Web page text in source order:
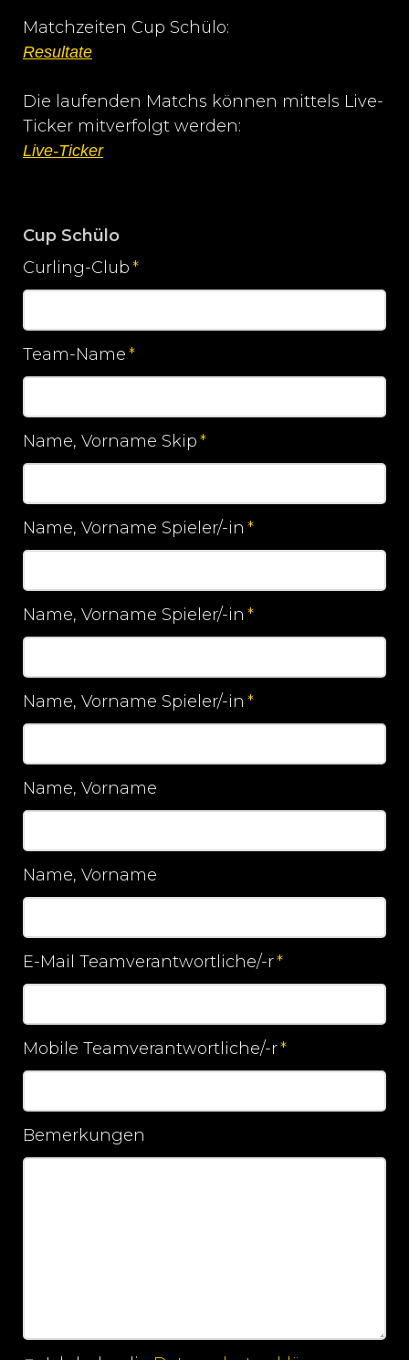
Matchzeiten Cup Schülo:
Resultate
Die laufenden Matchs können mittels Live-
Ticker mitverfolgt werden:
Live-Ticker
Cup Schülo
Curling-Club*
Pflichtfeld
Team-Name*
Pflichtfeld
Name, Vorname Skip*
Pflichtfeld
Name, Vorname Spieler/-in *
Pflichtfeld
Name, Vorname Spieler/-in *
Pflichtfeld
Name, Vorname Spieler/-in *
Pflichtfeld
Name, Vorname
Name, Vorname
E-Mail Teamverantwortliche/-r*
Pflichtfeld
Mobile Teamverantwortliche/-r*
Pflichtfeld
Bemerkungen